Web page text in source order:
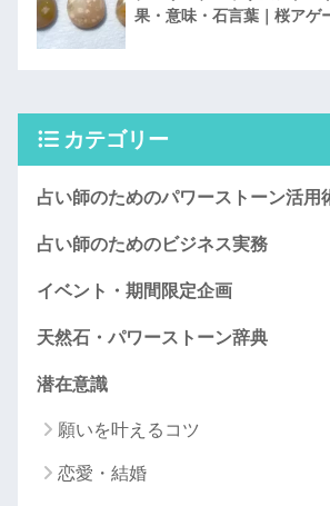
果・意味・石言葉｜桜アゲ
カテゴリー
占い師のためのパワーストーン活用
占い師のためのビジネス実務
イベント・期間限定企画
天然石・パワーストーン辞典
潜在意識
願いを叶えるコツ
恋愛・結婚